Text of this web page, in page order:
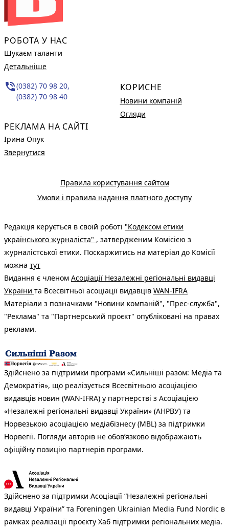
РОБОТА У НАС
Шукаєм таланти
Детальніше
phone_in_talk(0382) 70 98 20,
(0382) 70 98 40
РЕКЛАМА НА САЙТІ
Ірина Опук
Звернутися
КОРИСНЕ
Новини компаній
Огляди
Правила користування сайтом
Умови і правила надання платного доступу
Редакція керується в своїй роботі "Кодексом етики
українського журналіста" , затвердженим Комісією з
журналістської етики. Поскаржитись на матеріал до Комісії
можна тут
Видання є членом Асоціації Незалежні регіональні видавці
України та Всесвітньої асоціації видавців WAN-IFRA
Матеріали з позначками "Новини компаній", "Прес-служба",
"Реклама" та "Партнерський проєкт" опубліковані на правах
реклами.
Здійснено за підтримки програми «Сильніші разом: Медіа та
Демократія», що реалізується Всесвітньою асоціацією
видавців новин (WAN-IFRA) у партнерстві з Асоціацією
«Незалежні регіональні видавці України» (АНРВУ) та
Норвезькою асоціацією медіабізнесу (MBL) за підтримки
Норвегії. Погляди авторів не обов’язково відображають
офіційну позицію партнерів програми.
Здійснено за підтримки Асоціації “Незалежні регіональні
видавці України” та Foreningen Ukrainian Media Fund Nordic в
рамках реалізації проєкту Хаб підтримки регіональних медіа.